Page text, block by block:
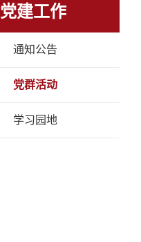
党建工作
通知公告
党群活动
学习园地